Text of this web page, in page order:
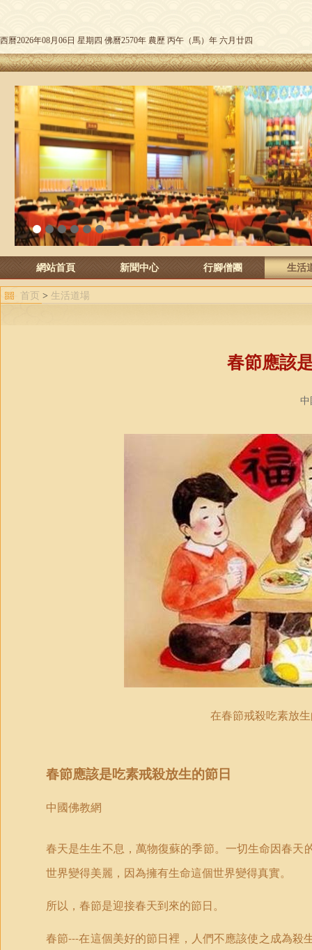
西曆2026年08月06日 星期四 佛曆2570年 農歷 丙午（馬）年 六月廿四
1 2 3 4 5 6
網站首頁 新聞中心 行腳僧團 生活
首页 > 生活道場
春節應該
中
在春節戒殺吃素放
春節應該是吃素戒殺放生的節日
中國佛教網
春天是生生不息，萬物復蘇的季節。一切生命因春
世界變得美麗，因為擁有生命這個世界變得真實。
所以，春節是迎接春天到來的節日。
春節---在這個美好的節日裡，人們不應該使之成為殺